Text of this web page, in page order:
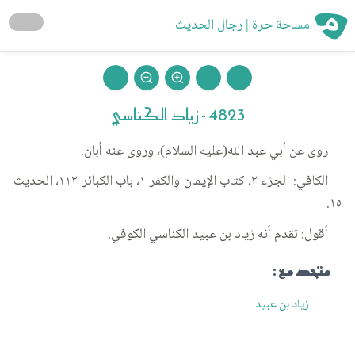
مساحة حرة | رجال الحديث
4823 - زياد الكناسي
روى عن أبي عبد الله(عليه السلام)، وروى عنه أبان.
الكافي: الجزء ٢، كتاب الإيمان والكفر ١، باب الكبائر ١١٢، الحديث
١٥.
أقول: تقدم أنه زياد بن عبيد الكناسي الكوفي.
متحد مع :
زياد بن عبيد